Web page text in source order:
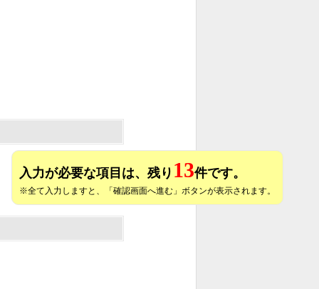
入力が必要な項目は、残り 13件です。
※全て入力しますと、「確認画面へ進む」ボタンが表示されます。